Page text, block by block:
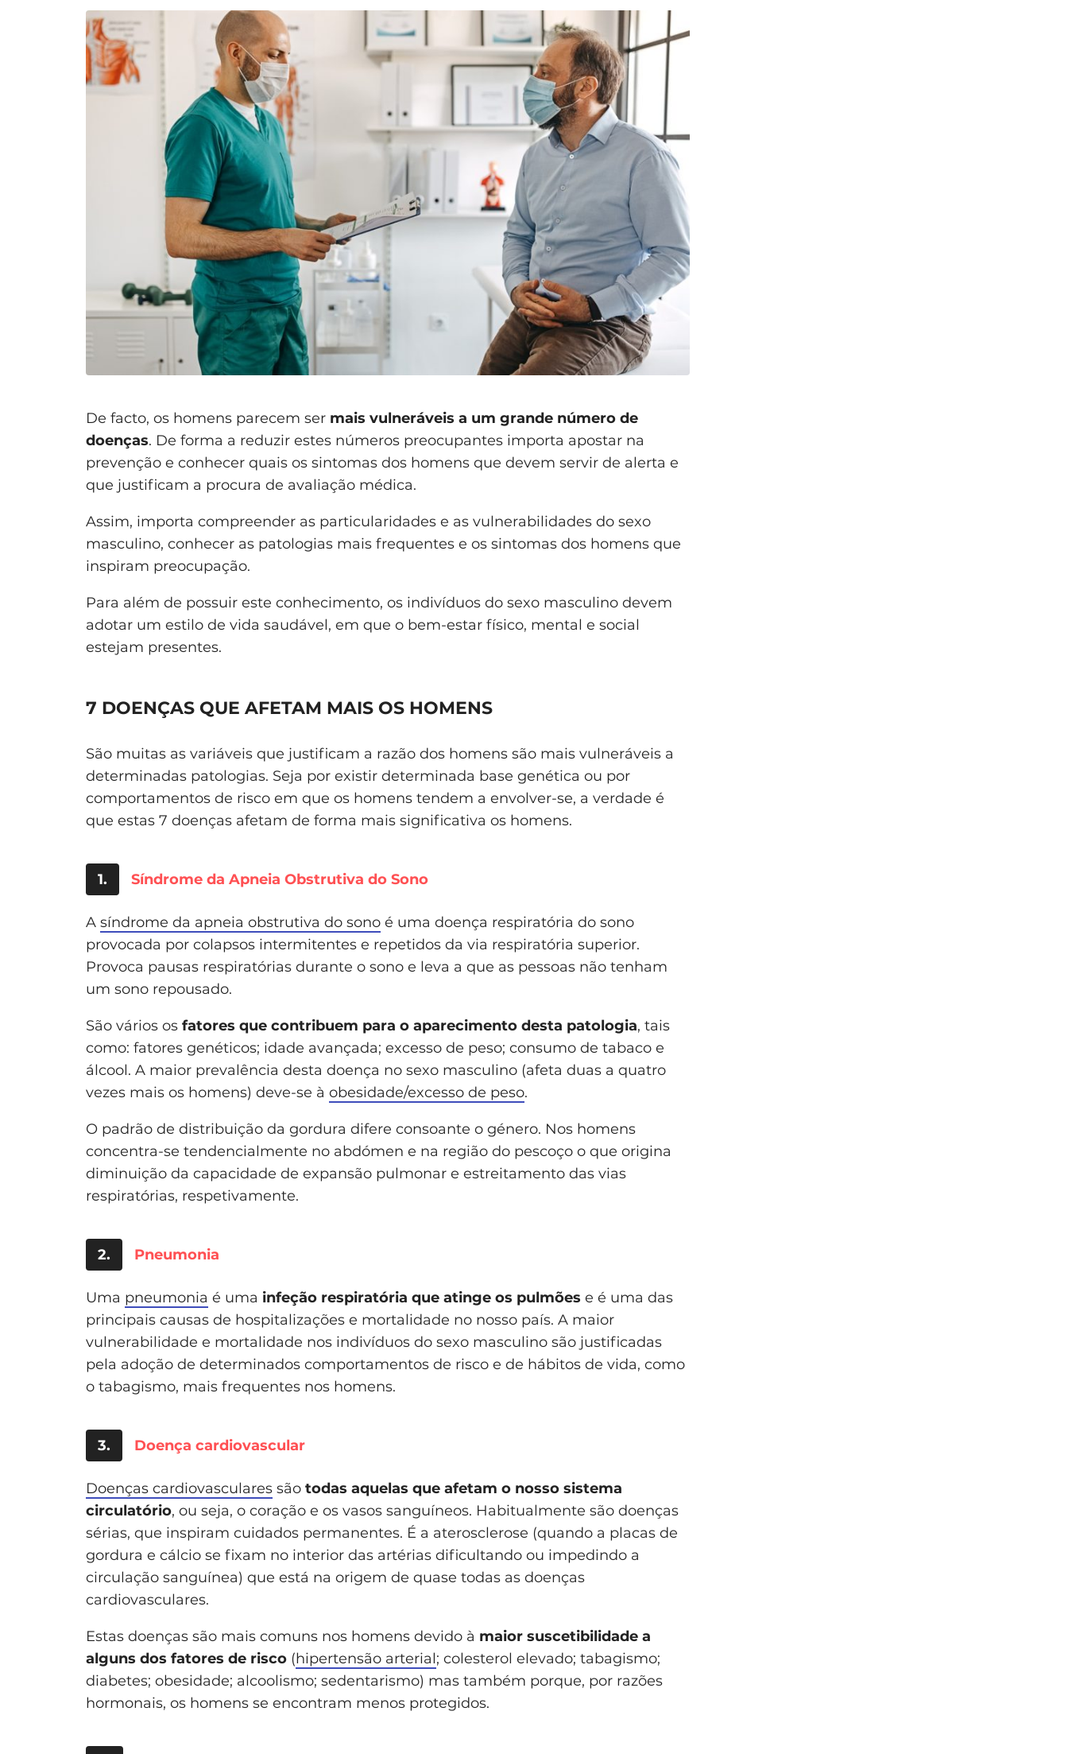
De facto, os homens parecem ser mais vulneráveis a um grande número de
doenças. De forma a reduzir estes números preocupantes importa apostar na
prevenção e conhecer quais os sintomas dos homens que devem servir de alerta e
que justificam a procura de avaliação médica.
Assim, importa compreender as particularidades e as vulnerabilidades do sexo
masculino, conhecer as patologias mais frequentes e os sintomas dos homens que
inspiram preocupação.
Para além de possuir este conhecimento, os indivíduos do sexo masculino devem
adotar um estilo de vida saudável, em que o bem-estar físico, mental e social
estejam presentes.
7 DOENÇAS QUE AFETAM MAIS OS HOMENS
São muitas as variáveis que justificam a razão dos homens são mais vulneráveis a
determinadas patologias. Seja por existir determinada base genética ou por
comportamentos de risco em que os homens tendem a envolver-se, a verdade é
que estas 7 doenças afetam de forma mais significativa os homens.
1. Síndrome da Apneia Obstrutiva do Sono
A síndrome da apneia obstrutiva do sono é uma doença respiratória do sono
provocada por colapsos intermitentes e repetidos da via respiratória superior.
Provoca pausas respiratórias durante o sono e leva a que as pessoas não tenham
um sono repousado.
São vários os fatores que contribuem para o aparecimento desta patologia, tais
como: fatores genéticos; idade avançada; excesso de peso; consumo de tabaco e
álcool. A maior prevalência desta doença no sexo masculino (afeta duas a quatro
vezes mais os homens) deve-se à obesidade/excesso de peso.
O padrão de distribuição da gordura difere consoante o género. Nos homens
concentra-se tendencialmente no abdómen e na região do pescoço o que origina
diminuição da capacidade de expansão pulmonar e estreitamento das vias
respiratórias, respetivamente.
2. Pneumonia
Uma pneumonia é uma infeção respiratória que atinge os pulmões e é uma das
principais causas de hospitalizações e mortalidade no nosso país. A maior
vulnerabilidade e mortalidade nos indivíduos do sexo masculino são justificadas
pela adoção de determinados comportamentos de risco e de hábitos de vida, como
o tabagismo, mais frequentes nos homens.
3. Doença cardiovascular
Doenças cardiovasculares são todas aquelas que afetam o nosso sistema
circulatório, ou seja, o coração e os vasos sanguíneos. Habitualmente são doenças
sérias, que inspiram cuidados permanentes. É a aterosclerose (quando a placas de
gordura e cálcio se fixam no interior das artérias dificultando ou impedindo a
circulação sanguínea) que está na origem de quase todas as doenças
cardiovasculares.
Estas doenças são mais comuns nos homens devido à maior suscetibilidade a
alguns dos fatores de risco (hipertensão arterial; colesterol elevado; tabagismo;
diabetes; obesidade; alcoolismo; sedentarismo) mas também porque, por razões
hormonais, os homens se encontram menos protegidos.